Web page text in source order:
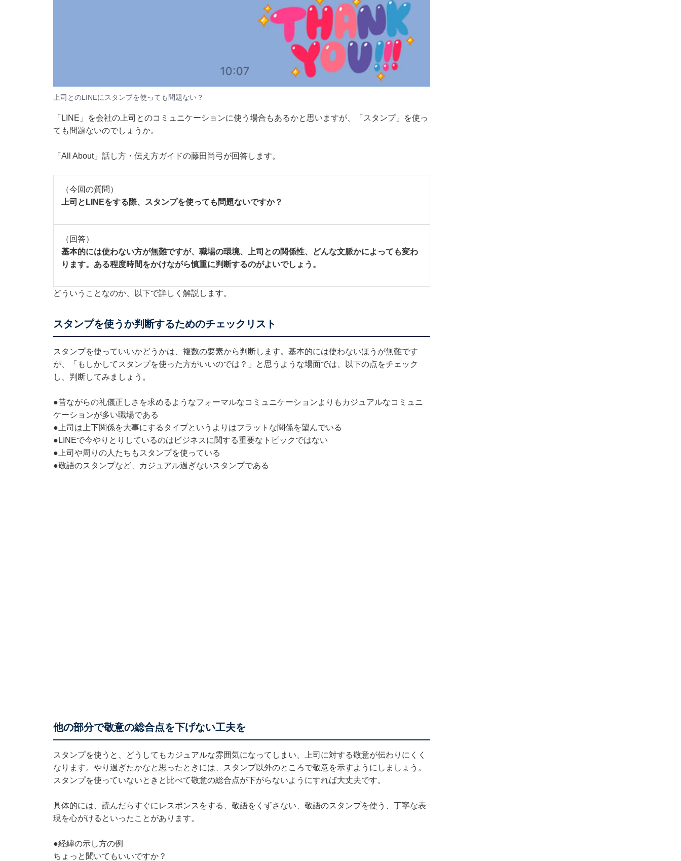
上司とのLINEにスタンプを使っても問題ない？
「LINE」を会社の上司とのコミュニケーションに使う場合もあるかと思いますが、「スタンプ」を使っ
ても問題ないのでしょうか。
「All About」話し方・伝え方ガイドの藤田尚弓が回答します。
（今回の質問）
上司とLINEをする際、スタンプを使っても問題ないですか？
（回答）
基本的には使わない方が無難ですが、職場の環境、上司との関係性、どんな文脈かによっても変わ
ります。ある程度時間をかけながら慎重に判断するのがよいでしょう。
どういうことなのか、以下で詳しく解説します。
スタンプを使うか判断するためのチェックリスト
スタンプを使っていいかどうかは、複数の要素から判断します。基本的には使わないほうが無難です
が、「もしかしてスタンプを使った方がいいのでは？」と思うような場面では、以下の点をチェック
し、判断してみましょう。
●昔ながらの礼儀正しさを求めるようなフォーマルなコミュニケーションよりもカジュアルなコミュニ
ケーションが多い職場である
●上司は上下関係を大事にするタイプというよりはフラットな関係を望んでいる
●LINEで今やりとりしているのはビジネスに関する重要なトピックではない
●上司や周りの人たちもスタンプを使っている
●敬語のスタンプなど、カジュアル過ぎないスタンプである
他の部分で敬意の総合点を下げない工夫を
スタンプを使うと、どうしてもカジュアルな雰囲気になってしまい、上司に対する敬意が伝わりにくく
なります。やり過ぎたかなと思ったときには、スタンプ以外のところで敬意を示すようにしましょう。
スタンプを使っていないときと比べて敬意の総合点が下がらないようにすれば大丈夫です。
具体的には、読んだらすぐにレスポンスをする、敬語をくずさない、敬語のスタンプを使う、丁寧な表
現を心がけるといったことがあります。
●経緯の示し方の例
ちょっと聞いてもいいですか？